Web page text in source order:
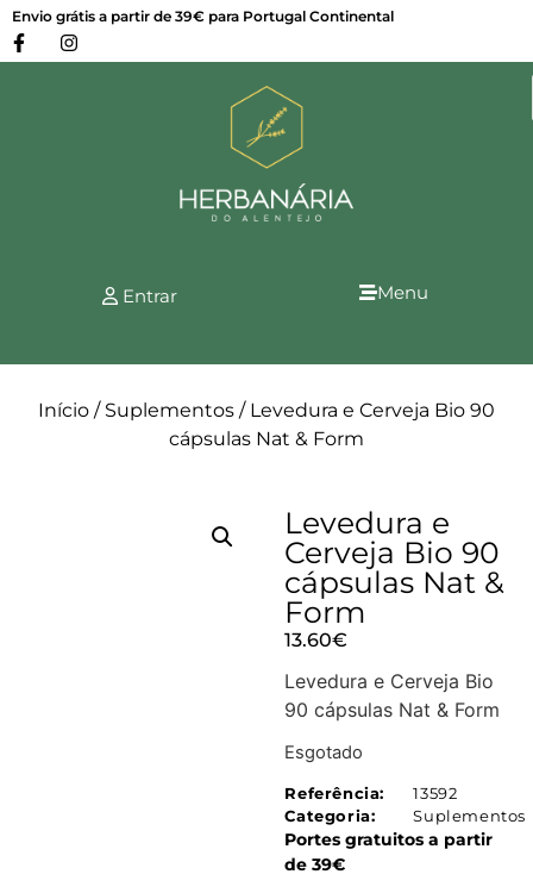
Envio grátis a partir de 39€ para Portugal Continental
Entrar Menu
Início / Suplementos / Levedura e Cerveja Bio 90
cápsulas Nat & Form
Levedura e
Cerveja Bio 90
cápsulas Nat &
Form
13.60€
Levedura e Cerveja Bio
90 cápsulas Nat & Form
Esgotado
Referência:
13592
Categoria:
Suplementos
Portes gratuitos a partir
de 39€